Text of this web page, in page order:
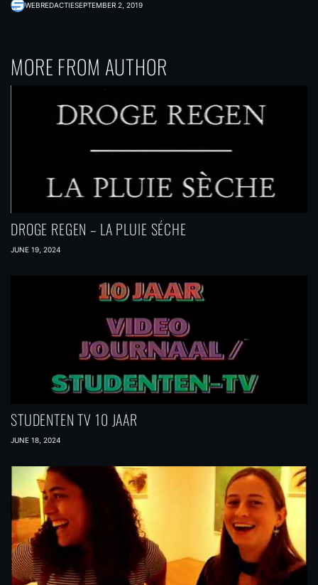
WEBREDACTIESEPTEMBER 2, 2019
MORE FROM AUTHOR
DROGE REGEN – LA PLUIE SÉCHE
JUNE 19, 2024
STUDENTEN TV 10 JAAR
JUNE 18, 2024